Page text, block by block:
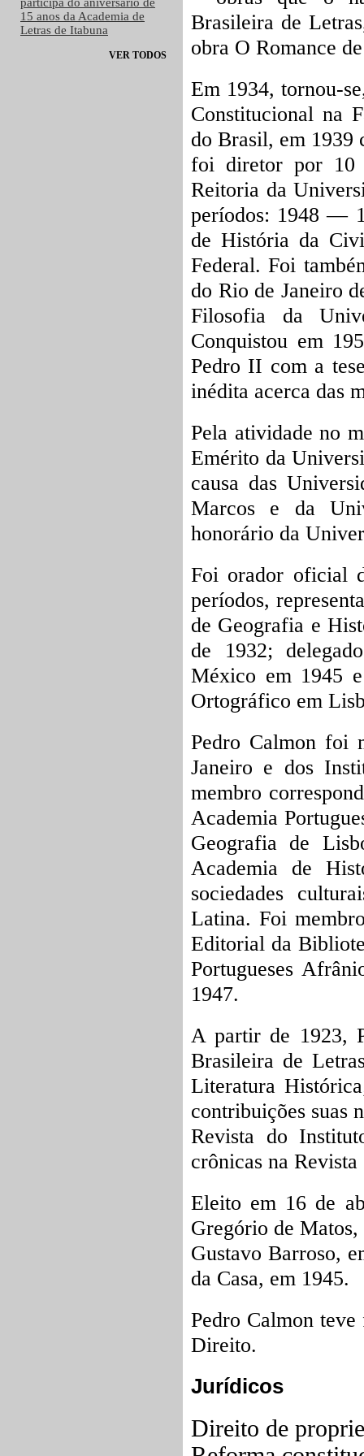
15 anos da Academia de
Letras de Itabuna
VER TODOS
Brasileira de
obra O Romance
Em 1934, tornou-
Constitucional na
do Brasil, em 1939
foi diretor por 10
Reitoria da
períodos: 1948 —
de História da
Federal. Foi
do Rio de Janeiro
Filosofia da
Conquistou em
Pedro II com a
inédita acerca das
Pela atividade no
Emérito da
causa das
Marcos e da
honorário da
Foi orador oficial
períodos,
de Geografia e
de 1932;
México em 1945
Ortográfico em
Pedro Calmon foi
Janeiro e dos
membro
Academia
Geografia de
Academia de
sociedades
Latina. Foi
Editorial da
Portugueses
1947.
A partir de 1923,
Brasileira de
Literatura
contribuições suas
Revista do
crônicas na
Eleito em 16 de
Gregório de
Gustavo Barroso,
da Casa, em 1945.
Pedro Calmon
Direito.
Jurídicos
Direito de